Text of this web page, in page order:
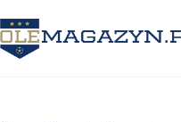
do
treści